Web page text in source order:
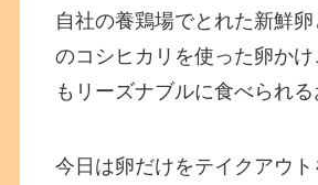
自社の養鶏場でとれた新鮮
のコシヒカリを使った卵か
もリーズナブルに食べられる
今日は卵だけをテイクアウ